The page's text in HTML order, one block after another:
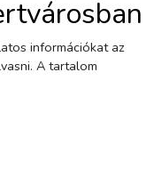
információkat az
A tartalom